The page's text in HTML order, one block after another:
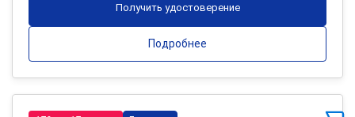
Получить удостоверение
Подробнее